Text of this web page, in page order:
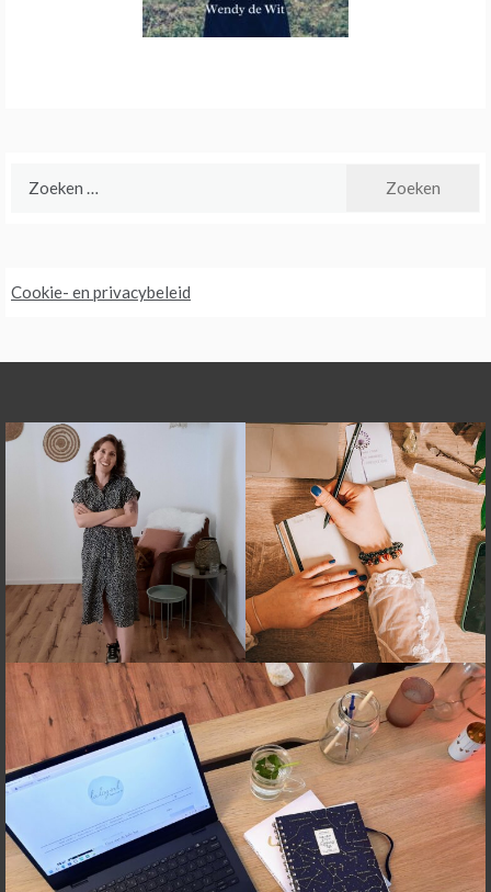
Cookie- en privacybeleid